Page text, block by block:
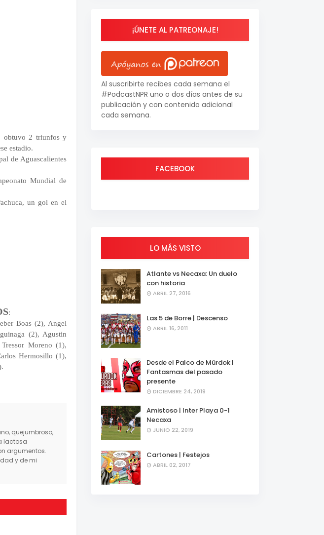
obtuvo 2 triunfos y
estadio.
de Aguascalientes
Mundial de
un gol en el
:
Boas (2), Angel
(2), Agustin
Moreno (1),
Hermosillo (1),
quejumbroso,
lactosa
argumentos.
y de mi
¡ÚNETE AL PATREONAJE!
Al suscribirte recibes cada semana el
#PodcastNPR uno o dos días antes de su
publicación y con contenido adicional
cada semana.
FACEBOOK
LO MÁS VISTO
Atlante vs Necaxa: Un duelo
con historia
ABRIL 27, 2016
Las 5 de Borre | Descenso
ABRIL 16, 2011
Desde el Palco de Mürdok |
Fantasmas del pasado
presente
DICIEMBRE 24, 2019
Amistoso | Inter Playa 0-1
Necaxa
JUNIO 22, 2019
Cartones | Festejos
ABRIL 02, 2017